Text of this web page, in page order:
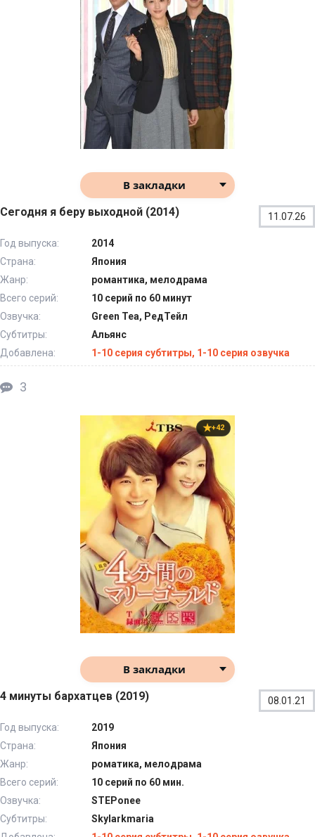
В закладки
Сегодня я беру выходной (2014) 11.07.26
Год выпуска:
2014
Страна:
Япония
Жанр:
романтика, мелодрама
Всего серий:
10 серий по 60 минут
Озвучка:
Green Tea, РедТейл
Субтитры:
Альянс
Добавлена:
1-10 серия субтитры, 1-10 серия озвучка
3
+42
В закладки
4 минуты бархатцев (2019) 08.01.21
Год выпуска:
2019
Страна:
Япония
Жанр:
роматика, мелодрама
Всего серий:
10 серий по 60 мин.
Озвучка:
STEPonee
Субтитры:
Skylarkmaria